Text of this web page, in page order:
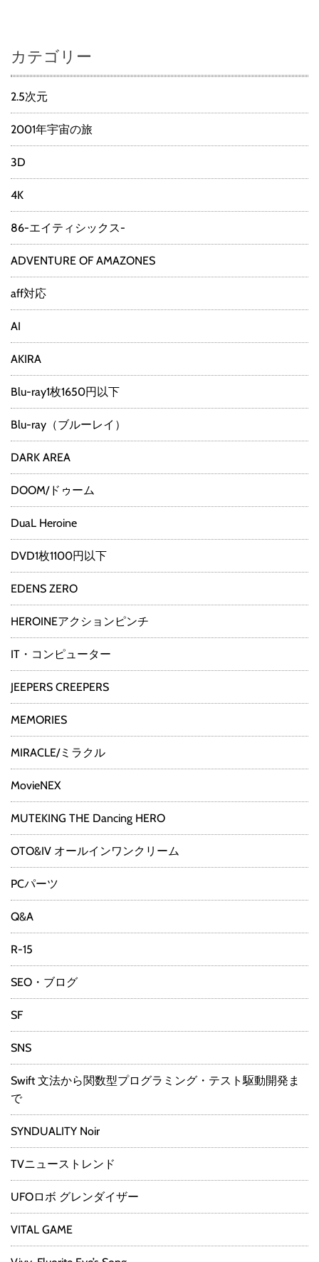
カテゴリー
2.5次元
2001年宇宙の旅
3D
4K
86-エイティシックス-
ADVENTURE OF AMAZONES
aff対応
AI
AKIRA
Blu-ray1枚1650円以下
Blu-ray（ブルーレイ）
DARK AREA
DOOM/ドゥーム
DuaL Heroine
DVD1枚1100円以下
EDENS ZERO
HEROINEアクションピンチ
IT・コンピューター
JEEPERS CREEPERS
MEMORIES
MIRACLE/ミラクル
MovieNEX
MUTEKING THE Dancing HERO
OTO&IV オールインワンクリーム
PCパーツ
Q&A
R-15
SEO・ブログ
SF
SNS
Swift 文法から関数型プログラミング・テスト駆動開発ま
で
SYNDUALITY Noir
TVニューストレンド
UFOロボ グレンダイザー
VITAL GAME